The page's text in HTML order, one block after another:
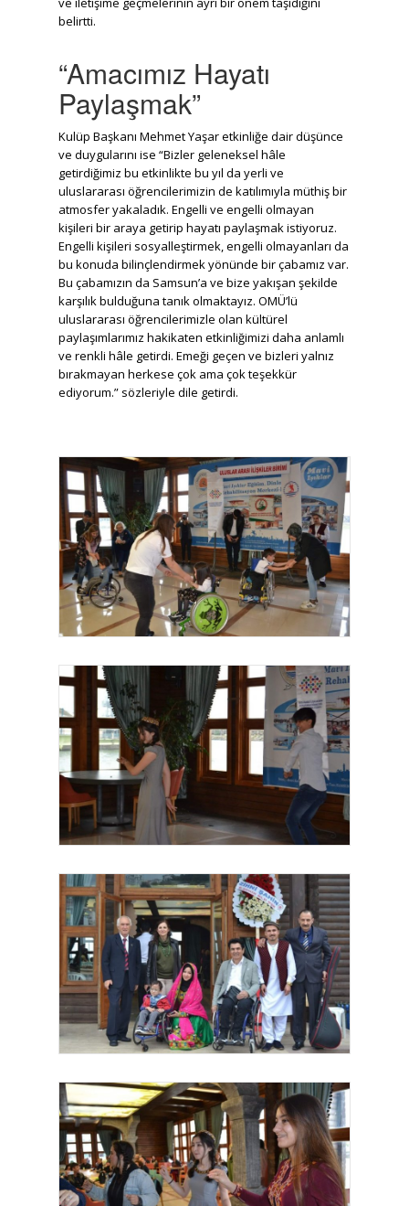
belirtti.
“Amacımız Hayatı
Paylaşmak”
Kulüp Başkanı Mehmet Yaşar etkinliğe dair düşünce
ve duygularını ise “Bizler geleneksel hâle
getirdiğimiz bu etkinlikte bu yıl da yerli ve
uluslararası öğrencilerimizin de katılımıyla müthiş bir
atmosfer yakaladık. Engelli ve engelli olmayan
kişileri bir araya getirip hayatı paylaşmak istiyoruz.
Engelli kişileri sosyalleştirmek, engelli olmayanları da
bu konuda bilinçlendirmek yönünde bir çabamız var.
Bu çabamızın da Samsun’a ve bize yakışan şekilde
karşılık bulduğuna tanık olmaktayız. OMÜ’lü
uluslararası öğrencilerimizle olan kültürel
paylaşımlarımız hakikaten etkinliğimizi daha anlamlı
ve renkli hâle getirdi. Emeği geçen ve bizleri yalnız
bırakmayan herkese çok ama çok teşekkür
ediyorum.” sözleriyle dile getirdi.